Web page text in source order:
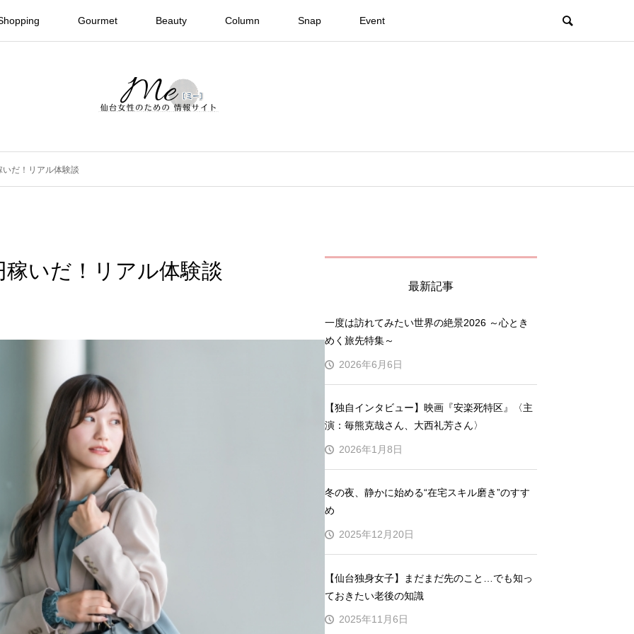
Gourmet Beauty Column Snap Event
だ！リアル体験談
いだ！リアル体験談
最新記事
一度は訪れてみたい世界の絶景2026 ～心とき
めく旅先特集～
2026年6月6日
【独自インタビュー】映画『安楽死特区』〈主
演：毎熊克哉さん、大西礼芳さん〉
2026年1月8日
冬の夜、静かに始める“在宅スキル磨き”のすす
め
2025年12月20日
【仙台独身女子】まだまだ先のこと…でも知っ
ておきたい老後の知識
2025年11月6日